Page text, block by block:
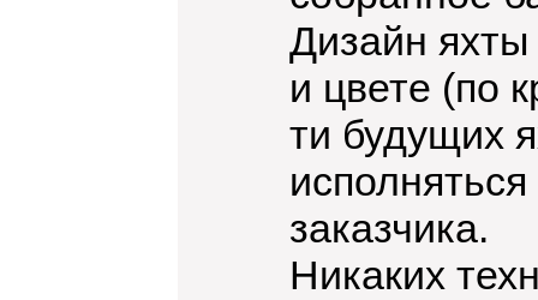
Дизайн яхты
и цвете (по
ти будущих
заказчика.
Никаких